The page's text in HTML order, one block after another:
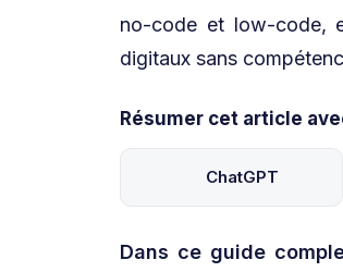
no-code et low-code,
digitaux sans
Résumer cet article
ChatGPT
Dans ce guide